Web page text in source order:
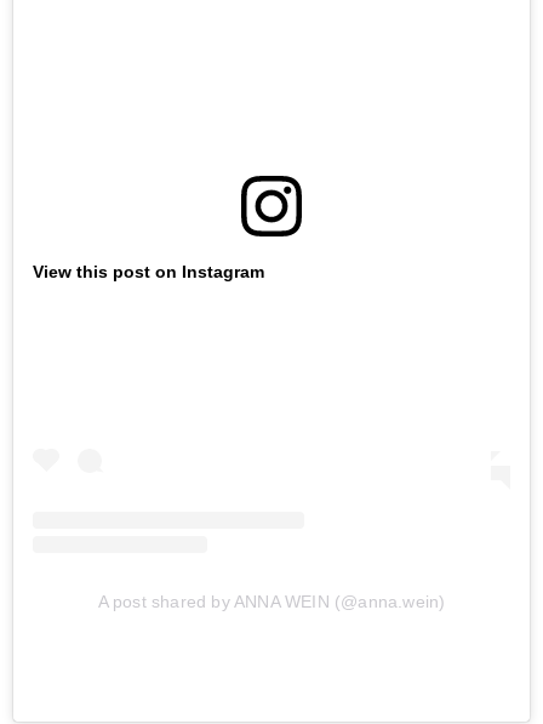
View this post on Instagram
A post shared by ANNA WEIN (@anna.wein)